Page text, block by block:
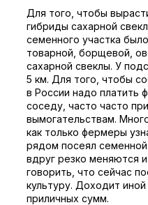
Для того, чтобы
гибриды сахарной
семенного участка
товарной, борщевой,
сахарной свеклы. У
5 км. Для того, чтобы
в России надо платить
соседу, часто часто
вымогательствам.
как только фермеры
рядом посеял
вдруг резко меняются
говорить, что сейчас
культуру. Доходит
приличных сумм.